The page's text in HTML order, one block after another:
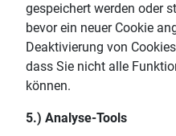
gespeichert werden oder
bevor ein neuer Cookie
Deaktivierung von
dass Sie nicht alle
können.
5.) Analyse-Tools